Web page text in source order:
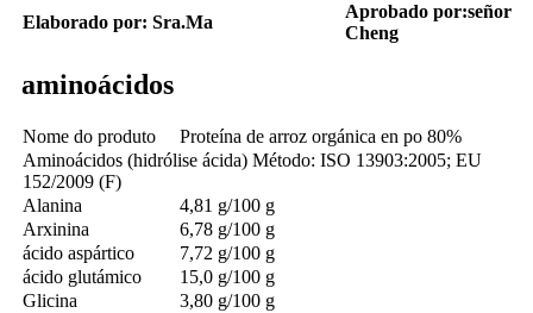
Elaborado por: Sra.Ma
Aprobado por:señor
Cheng
aminoácidos
Nome do produto
Proteína de arroz orgánica en po 80%
Aminoácidos (hidrólise ácida) Método: ISO 13903:2005; EU
152/2009 (F)
Alanina
4,81 g/100 g
Arxinina
6,78 g/100 g
ácido aspártico
7,72 g/100 g
ácido glutámico
15,0 g/100 g
Glicina
3,80 g/100 g